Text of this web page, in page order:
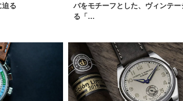
迫る
バをモチーフとした、ヴィンテー
る「…